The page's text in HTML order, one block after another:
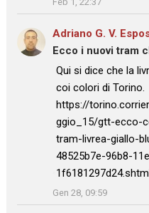
Adriano G. V.
Ecco i nuovi tram
: “
Qui si dice che la
coi colori di Torino.
https://
ggio_15/gtt-ecco-
tram-livrea-giallo-
48525b7e-96b8-
1f6181297d24.shtml
Gen 28, 09:59